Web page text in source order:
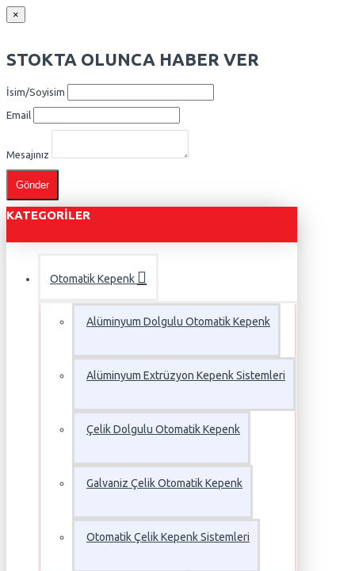
×
STOKTA OLUNCA HABER VER
İsim/Soyisim
Email
Mesajınız
Gönder
KATEGORILER
Otomatik Kepenk
Alüminyum Dolgulu Otomatik Kepenk
Alüminyum Extrüzyon Kepenk Sistemleri
Çelik Dolgulu Otomatik Kepenk
Galvaniz Çelik Otomatik Kepenk
Otomatik Çelik Kepenk Sistemleri